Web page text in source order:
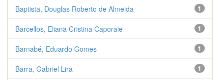
1
Baptista, Douglas Roberto de Almeida
1
Barcellos, Eliana Cristina Caporale
1
Barnabé, Eduardo Gomes
1
Barra, Gabriel Lira